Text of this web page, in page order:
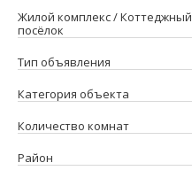
Жилой комплекс / Коттеджный
посёлок
Тип объявления
Категория объекта
Количество комнат
Район